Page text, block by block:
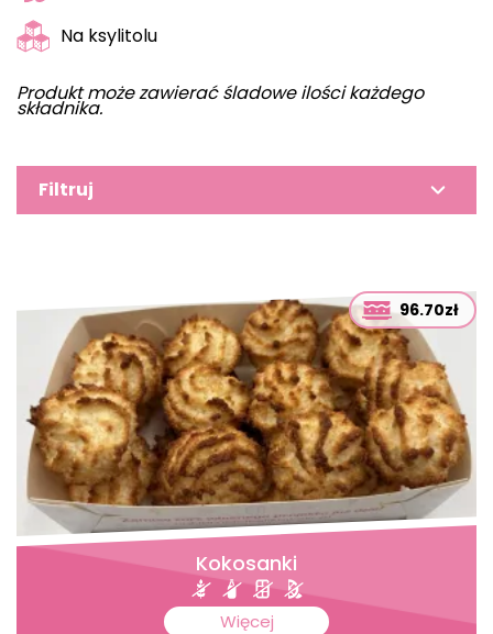
Na ksylitolu
Produkt może zawierać śladowe ilości każdego
składnika.
Filtruj
96.70zł
Kokosanki
Więcej